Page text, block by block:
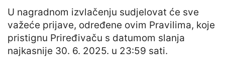
U nagradnom izvlačenju sudjelovat će sve
važeće prijave, određene ovim Pravilima, koje
pristignu Priređivaču s datumom slanja
najkasnije 30. 6. 2025. u 23:59 sati.